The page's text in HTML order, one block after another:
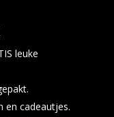
leuke
en cadeautjes.